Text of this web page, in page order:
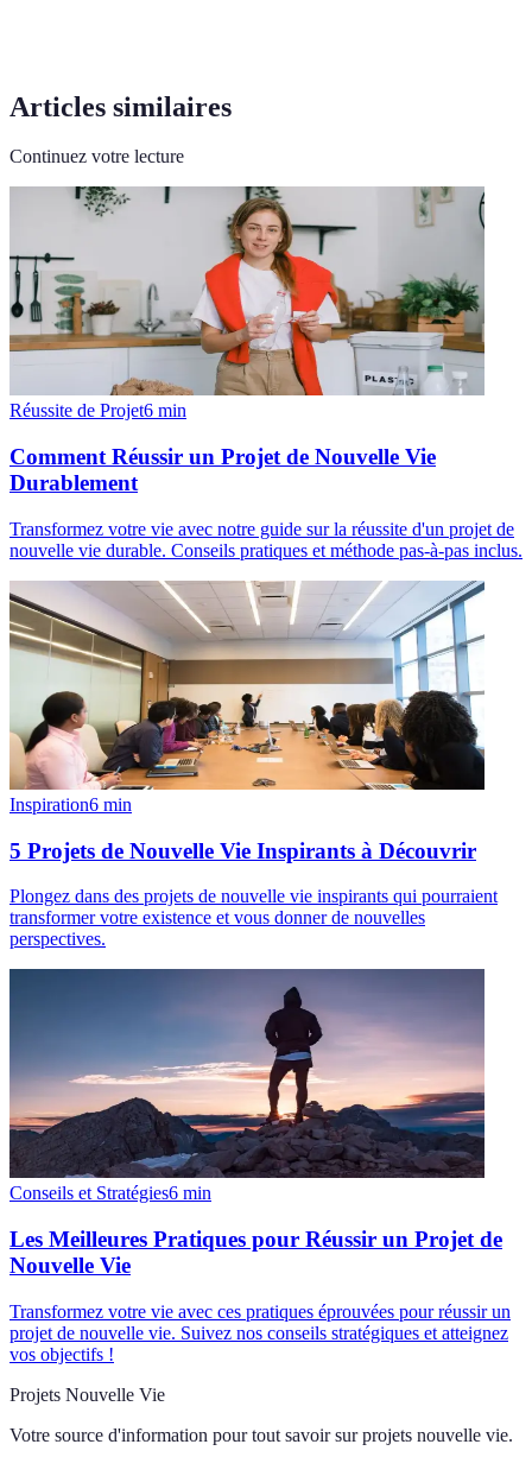
Articles similaires
Continuez votre lecture
Réussite de Projet6 min
Comment Réussir un Projet de Nouvelle Vie
Durablement
Transformez votre vie avec notre guide sur la réussite d'un projet de
nouvelle vie durable. Conseils pratiques et méthode pas-à-pas inclus.
Inspiration6 min
5 Projets de Nouvelle Vie Inspirants à Découvrir
Plongez dans des projets de nouvelle vie inspirants qui pourraient
transformer votre existence et vous donner de nouvelles
perspectives.
Conseils et Stratégies6 min
Les Meilleures Pratiques pour Réussir un Projet de
Nouvelle Vie
Transformez votre vie avec ces pratiques éprouvées pour réussir un
projet de nouvelle vie. Suivez nos conseils stratégiques et atteignez
vos objectifs !
Projets Nouvelle Vie
Votre source d'information pour tout savoir sur projets nouvelle vie.